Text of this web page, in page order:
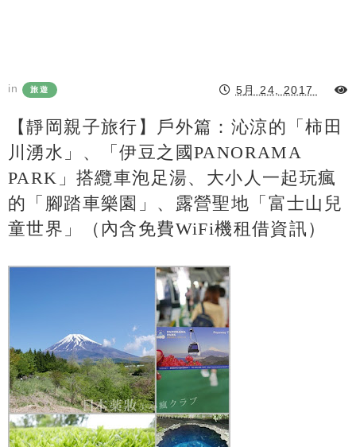
in 旅遊 5月 24, 2017
【靜岡親子旅行】戶外篇：沁涼的「柿田
川湧水」、「伊豆之國PANORAMA
PARK」搭纜車泡足湯、大小人一起玩瘋
的「腳踏車樂園」、露營聖地「富士山兒
童世界」（內含免費WiFi機租借資訊）